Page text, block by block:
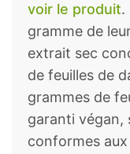
voir le produit.
gramme de
extrait sec
de feuilles de
grammes de
garanti végan,
conformes